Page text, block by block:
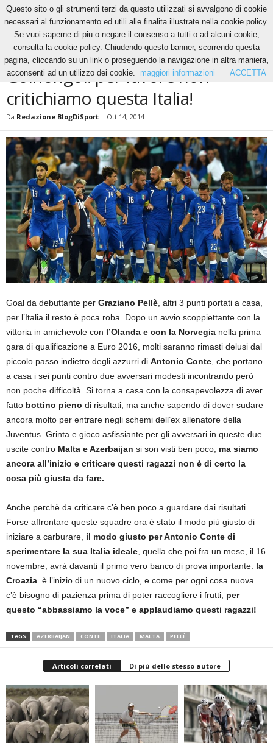
News Golnongol: per favore non critichiamo questa Italia!
NEWS RUBRICHE
Golnongol: per favore non
critichiamo questa Italia!
Da Redazione BlogDiSport - Ott 14, 2014
Goal da debuttante per Graziano Pellè , altri 3 punti portati a casa,
per l’Italia il resto è poca roba. Dopo un avvio scoppiettante con la
vittoria in amichevole con l’Olanda e con la Norvegia nella prima
gara di qualificazione a Euro 2016, molti saranno rimasti delusi dal
piccolo passo indietro degli azzurri di Antonio Conte , che portano
a casa i sei punti contro due avversari modesti incontrando però
non poche difficoltà. Si torna a casa con la consapevolezza di aver
fatto bottino pieno di risultati, ma anche sapendo di dover sudare
ancora molto per entrare negli schemi dell’ex allenatore della
Juventus. Grinta e gioco asfissiante per gli avversari in queste due
uscite contro Malta e Azerbaijan si son visti ben poco, ma siamo
ancora all’inizio e criticare questi ragazzi non è di certo la
cosa più giusta da fare.
Anche perchè da criticare c’è ben poco a guardare dai risultati.
Forse affrontare queste squadre ora è stato il modo più giusto di
iniziare a carburare, il modo giusto per Antonio Conte di
sperimentare la sua Italia ideale , quella che poi fra un mese, il 16
novembre, avrà davanti il primo vero banco di prova importante: la
Croazia . è l’inizio di un nuovo ciclo, e come per ogni cosa nuova
c’è bisogno di pazienza prima di poter raccogliere i frutti, per
questo “abbassiamo la voce” e applaudiamo questi ragazzi!
TAGS AZERBAIJAN CONTE ITALIA MALTA PELLÈ
Articoli correlati Di più dello stesso autore
Questo sito o gli strumenti terzi da questo utilizzati si avvalgono di cookie
necessari al funzionamento ed utili alle finalita illustrate nella cookie policy.
Se vuoi saperne di piu o negare il consenso a tutti o ad alcuni cookie,
consulta la cookie policy. Chiudendo questo banner, scorrendo questa
pagina, cliccando su un link o proseguendo la navigazione in altra maniera,
acconsenti ad un utilizzo dei cookie.
maggiori informazioni ACCETTA